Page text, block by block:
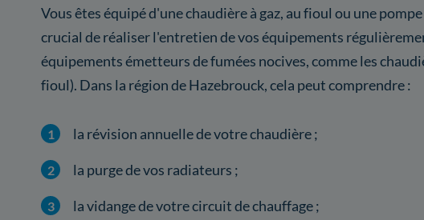
Vous êtes équipé d'une chaudière à gaz, au fioul ou une pompe
crucial de réaliser l'entretien de vos équipements
équipements émetteurs de fumées nocives, comme les
fioul). Dans la région de Hazebrouck, cela peut comprendre :
la révision annuelle de votre chaudière ;
la purge de vos radiateurs ;
la vidange de votre circuit de chauffage ;